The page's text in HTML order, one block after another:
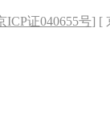
ICP证040655号] [